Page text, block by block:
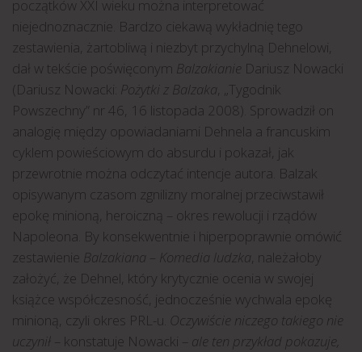
początków XXI wieku można interpretować
niejednoznacznie. Bardzo ciekawą wykładnię tego
zestawienia, żartobliwą i niezbyt przychylną Dehnelowi,
dał w tekście poświęconym Balzakianie Dariusz Nowacki
(Dariusz Nowacki: Pożytki z Balzaka , „Tygodnik
Powszechny” nr 46, 16 listopada 2008). Sprowadził on
analogię między opowiadaniami Dehnela a francuskim
cyklem powieściowym do absurdu i pokazał, jak
przewrotnie można odczytać intencje autora. Balzak
opisywanym czasom zgnilizny moralnej przeciwstawił
epokę minioną, heroiczną – okres rewolucji i rządów
Napoleona. By konsekwentnie i hiperpoprawnie omówić
zestawienie Balzakiana – Komedia ludzka , należałoby
założyć, że Dehnel, który krytycznie ocenia w swojej
książce współczesność, jednocześnie wychwala epokę
minioną, czyli okres PRL-u. Oczywiście niczego takiego nie
uczynił – konstatuje Nowacki – ale ten przykład pokazuje,